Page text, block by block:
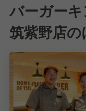
バーガー
筑紫野店